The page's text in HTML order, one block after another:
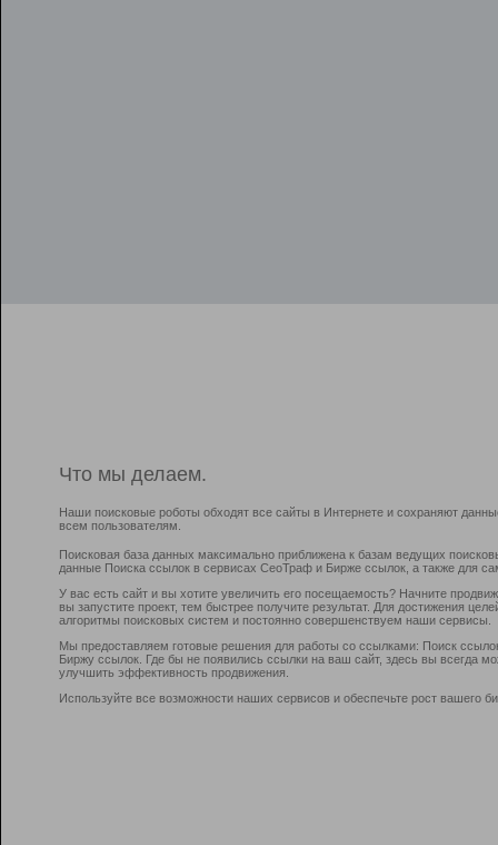
Что мы делаем.
Наши поисковые роботы обходят все сайты в Интернете и сохраняют
всем пользователям.
Поисковая база данных максимально приближена к базам ведущих
данные Поиска ссылок в сервисах СеоТраф и Бирже ссылок, а также для
У вас есть сайт и вы хотите увеличить его посещаемость? Начните
вы запустите проект, тем быстрее получите результат. Для достижения
алгоритмы поисковых систем и постоянно совершенствуем наши сервисы.
Мы предоставляем готовые решения для работы со ссылками: Поиск
Биржу ссылок. Где бы не появились ссылки на ваш сайт, здесь вы всегда
улучшить эффективность продвижения.
Используйте все возможности наших сервисов и обеспечьте рост вашего